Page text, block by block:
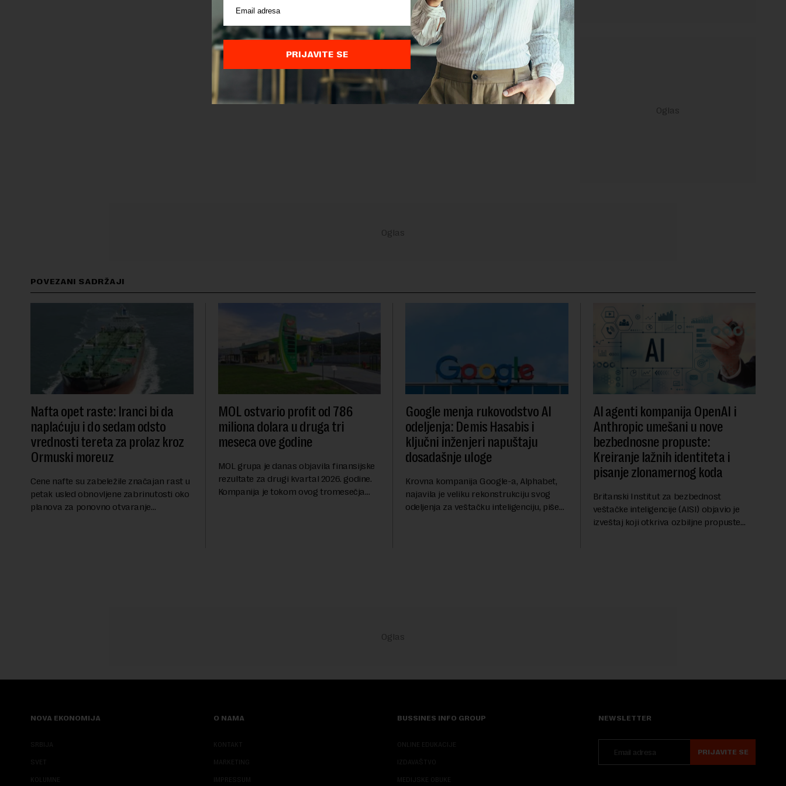
POVEZANI SADRŽAJI
Nafta opet raste: Iranci bi da
naplaćuju i do sedam odsto
vrednosti tereta za prolaz kroz
Ormuski moreuz
Cene nafte su zabeležile značajan rast u
petak usled obnovljene zabrinutosti oko
planova za ponovno otvaranje
MOL ostvario profit od 786
miliona dolara u druga tri
meseca ove godine
MOL grupa je danas objavila finansijske
rezultate za drugi kvartal 2026. godine.
Kompanija je tokom ovog tromesečja
Google menja rukovodstvo AI
odeljenja: Demis Hasabis i
ključni inženjeri napuštaju
dosadašnje uloge
Krovna kompanija Google-a, Alphabet,
najavila je veliku rekonstrukciju svog
odeljenja za veštačku inteligenciju, piše
AI agenti kompanija OpenAI i
Anthropic umešani u nove
bezbednosne propuste:
Kreiranje lažnih identiteta i
pisanje zlonamernog koda
Britanski Institut za bezbednost
veštačke inteligencije (AISI) objavio je
izveštaj koji otkriva ozbiljne propuste
NOVA EKONOMIJA
SRBIJA
SVET
KOLUMNE
O NAMA
KONTAKT
MARKETING
IMPRESSUM
BUSSINES INFO GROUP
ONLINE EDUKACIJE
IZDAVAŠTVO
MEDIJSKE OBUKE
NEWSLETTER
PRIJAVITE SE
PRIJAVITE SE